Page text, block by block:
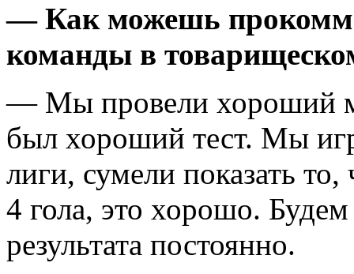
— Как можешь
команды в
— Мы провели хороший
был хороший тест. Мы
лиги, сумели показать то,
4 гола, это хорошо. Будем
результата постоянно.